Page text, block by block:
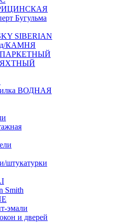
Бугульма
SIBERIAN
д/КАМНЯ
ПАРКЕТНЫЙ
ЯХТНЫЙ
ВОДНАЯ
штукатурки
Smith
эмали
и дверей